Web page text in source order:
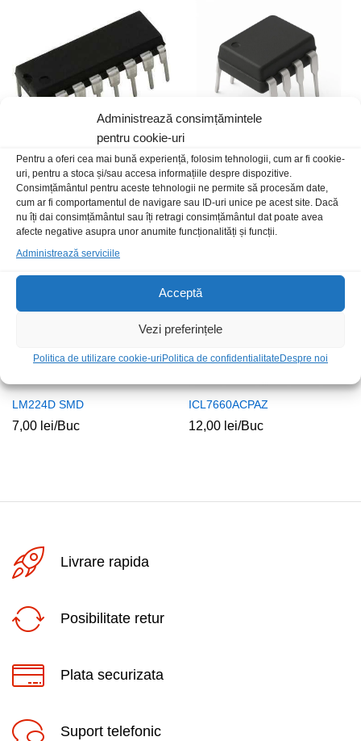
Administrează consimțămintele
pentru cookie-uri
Pentru a oferi cea mai bună experiență, folosim tehnologii, cum ar fi cookie-
uri, pentru a stoca și/sau accesa informațiile despre dispozitive.
Consimțământul pentru aceste tehnologii ne permite să procesăm date,
cum ar fi comportamentul de navigare sau ID-uri unice pe acest site. Dacă
nu îți dai consimțământul sau îți retragi consimțământul dat poate avea
afecte negative asupra unor anumite funcționalități și funcții.
Administrează serviciile
Acceptă
Vezi preferințele
Politica de utilizare cookie-uriPolitica de confidentialitateDespre noi
TA8406P
15,00lei/Buc
NE5532P
5,00lei/Buc
LM224D SMD
7,00 lei/Buc
ICL7660ACPAZ
12,00 lei/Buc
Livrare rapida
Posibilitate retur
Plata securizata
Suport telefonic